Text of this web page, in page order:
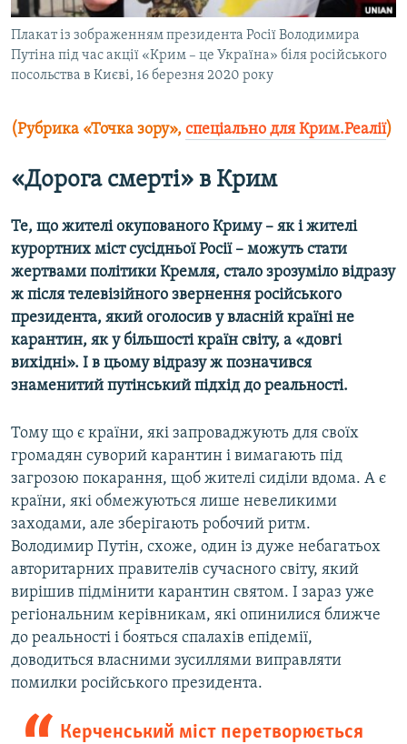
РУС
УКР
КТАТ
ДОЛУЧАЙСЯ!
Усі сайти RFE/RL
Плакат із зображенням президента Росії Володимира
Путіна під час акції «Крим – це Україна» біля російського
посольства в Києві, 16 березня 2020 року
(Рубрика «Точка зору», спеціально для Крим.Реалії)
«Дорога смерті» в Крим
Те, що жителі окупованого Криму – як і жителі
курортних міст сусідньої Росії – можуть стати
жертвами політики Кремля, стало зрозуміло відразу
ж після телевізійного звернення російського
президента, який оголосив у власній країні не
карантин, як у більшості країн світу, а «довгі
вихідні». І в цьому відразу ж позначився
знаменитий путінський підхід до реальності.
Тому що є країни, які запроваджують для своїх
громадян суворий карантин і вимагають під
загрозою покарання, щоб жителі сиділи вдома. А є
країни, які обмежуються лише невеликими
заходами, але зберігають робочий ритм.
Володимир Путін, схоже, один із дуже небагатьох
авторитарних правителів сучасного світу, який
вирішив підмінити карантин святом. І зараз уже
регіональним керівникам, які опинилися ближче
до реальності і бояться спалахів епідемії,
доводиться власними зусиллями виправляти
помилки російського президента.
Керченський міст перетворюється